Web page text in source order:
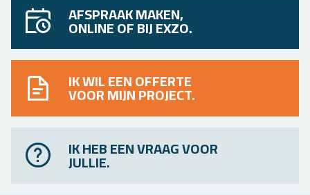
AFSPRAAK MAKEN,
ONLINE OF BIJ EXZO.
IK WIL EEN OFFERTE
VOOR MIJN PROJECT.
IK HEB EEN VRAAG VOOR
JULLIE.